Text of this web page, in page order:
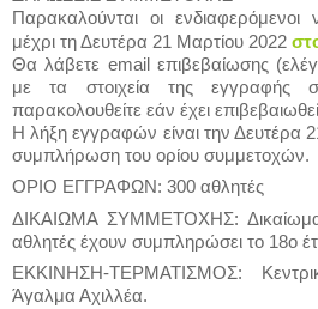
Παρακαλούνται οι
μέχρι τη Δευτέρα 21 Μαρτίου 2022
Θα λάβετε email επιβεβαίωσης
με τα στοιχεία της εγγραφής
παρακολουθείτε εάν έχει
Η λήξη εγγραφών είναι την Δευτέρα
συμπλήρωση του ορίου συμμετοχών.
ΟΡΙΟ ΕΓΓΡΑΦΩΝ: 300 αθλητές
ΔΙΚΑΙΩΜΑ ΣΥΜΜΕΤΟΧΗΣ: Δικαίωμα
αθλητές έχουν συμπληρώσει το 18ο
ΕΚΚΙΝΗΣΗ-ΤΕΡΜΑΤΙΣΜΟΣ:
Άγαλμα Αχιλλέα.